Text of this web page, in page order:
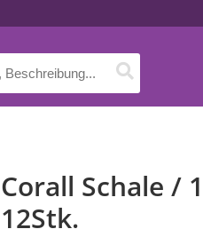
Corall Schale /
12Stk.